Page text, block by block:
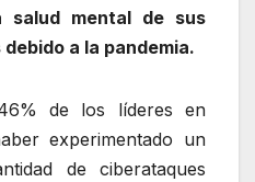
salud mental de sus
a la pandemia.
de los líderes en
experimentado un
de ciberataques